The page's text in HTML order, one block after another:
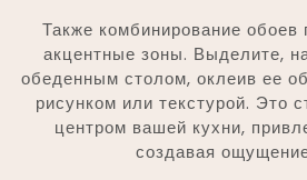
Также комбинирование обоев
акцентные зоны. Выделите,
обеденным столом, оклеив ее
рисунком или текстурой. Это
центром вашей кухни,
создавая